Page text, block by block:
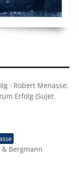
· Robert Menasse:
Erfolg (Sujet
Bergmann